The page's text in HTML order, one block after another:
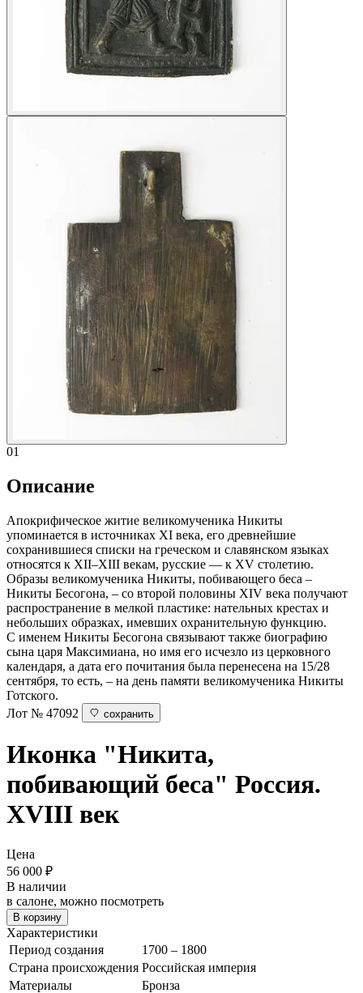
01
Описание
Апокрифическое житие великомученика Никиты
упоминается в источниках XI века, его древнейшие
сохранившиеся списки на греческом и славянском языках
относятся к XII–XIII векам, русские — к XV столетию.
Образы великомученика Никиты, побивающего беса –
Никиты Бесогона, – со второй половины XIV века получают
распространение в мелкой пластике: нательных крестах и
небольших образках, имевших охранительную функцию.
С именем Никиты Бесогона связывают также биографию
сына царя Максимиана, но имя его исчезло из церковного
календаря, а дата его почитания была перенесена на 15/28
сентября, то есть, – на день памяти великомученика Никиты
Готского.
Лот № 47092
сохранить
Иконка "Никита,
побивающий беса" Россия.
XVIII век
Цена
56 000 ₽
В наличии
в салоне, можно посмотреть
В корзину
Характеристики
Период создания
1700 – 1800
Страна происхождения Российская империя
Материалы
Бронза